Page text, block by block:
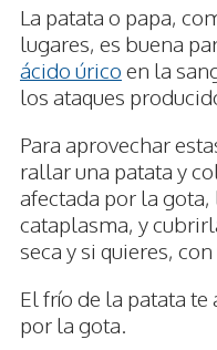
La patata o papa,
lugares, es buena
ácido úrico en la
los ataques
Para aprovechar
rallar una patata y
afectada por la
cataplasma, y
seca y si quieres,
El frío de la patata
por la gota.